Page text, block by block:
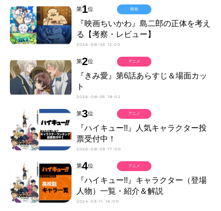
第1位
『映画ちいかわ』島二郎の正体を考え
る【考察・レビュー】
2026-08-03 12:00
映画
第2位
『きみ愛』第6話あらすじ＆場面カッ
ト
2026-08-05 18:02
アニメ
第3位
『ハイキュー!!』人気キャラクター投
票受付中！
2026-08-03 17:00
アニメ
第4位
『ハイキュー!!』キャラクター（登場
人物）一覧・紹介＆解説
2024-03-11 16:00
アニメ